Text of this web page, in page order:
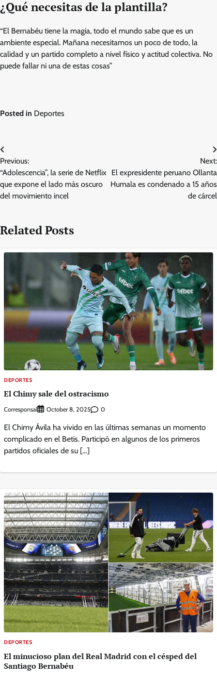
¿Qué necesitas de la plantilla?
“El Bernabéu tiene la magia, todo el mundo sabe que es un
ambiente especial. Mañana necesitamos un poco de todo, la
calidad y un partido completo a nivel físico y actitud colectiva. No
puede fallar ni una de estas cosas”
Posted in Deportes
Post
navigation
Previous:
“Adolescencia”, la serie de Netflix
que expone el lado más oscuro
del movimiento incel
Next:
El expresidente peruano Ollanta
Humala es condenado a 15 años
de cárcel
Related Posts
DEPORTES
El Chimy sale del ostracismo
Corresponsal October 8, 2025 0
El Chimy Ávila ha vivido en las últimas semanas un momento
complicado en el Betis. Participó en algunos de los primeros
partidos oficiales de su […]
DEPORTES
El minucioso plan del Real Madrid con el césped del
Santiago Bernabéu